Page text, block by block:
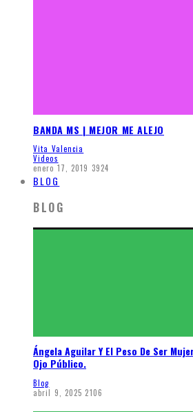
BANDA MS | MEJOR ME ALEJO
Vita Valencia
Videos
enero 17, 2019 3924
BLOG
BLOG
Ángela Aguilar Y El Peso De Ser
Ojo Público.
Blog
abril 9, 2025 2106